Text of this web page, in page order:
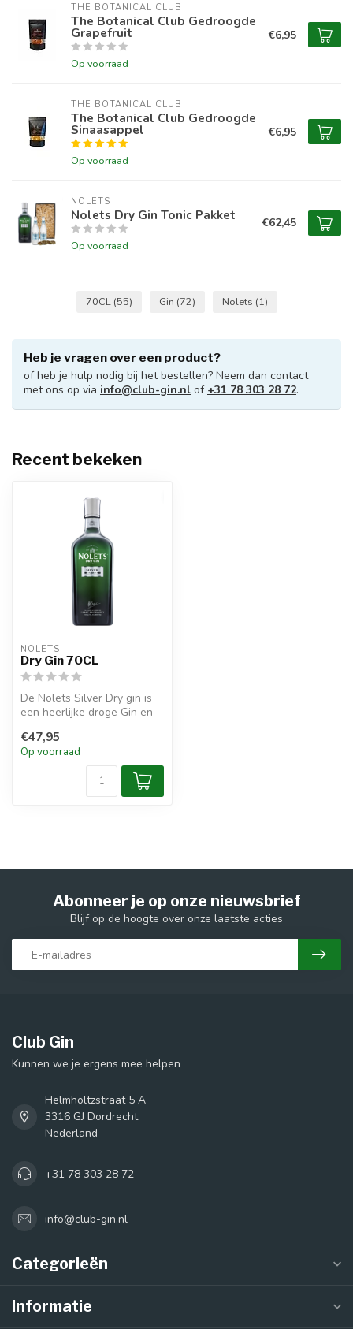
THE BOTANICAL CLUB
The Botanical Club Gedroogde
Grapefruit
Op voorraad
€6,95
THE BOTANICAL CLUB
The Botanical Club Gedroogde
Sinaasappel
Op voorraad
€6,95
NOLETS
Nolets Dry Gin Tonic Pakket
Op voorraad
€62,45
70CL (55) Gin (72) Nolets (1)
Heb je vragen over een product?
of heb je hulp nodig bij het bestellen? Neem dan contact
met ons op via info@club-gin.nl of +31 78 303 28 72.
Recent bekeken
NOLETS
Dry Gin 70CL
De Nolets Silver Dry gin is
een heerlijke droge Gin en
€47,95
Op voorraad
Abonneer je op onze nieuwsbrief
Blijf op de hoogte over onze laatste acties
Club Gin
Kunnen we je ergens mee helpen
Helmholtzstraat 5 A
3316 GJ Dordrecht
Nederland
+31 78 303 28 72
info@club-gin.nl
Categorieën
Informatie